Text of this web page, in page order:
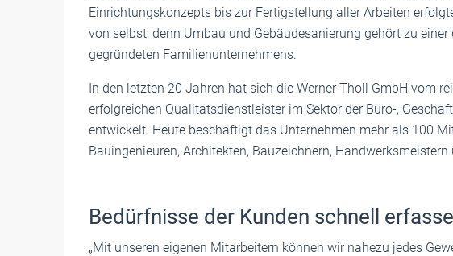
Einrichtungskonzepts bis zur Fertigstellung aller Arbeiten
von selbst, denn Umbau und Gebäudesanierung gehört zu
gegründeten Familienunternehmens.
In den letzten 20 Jahren hat sich die Werner Tholl GmbH vom
erfolgreichen Qualitätsdienstleister im Sektor der Büro-,
entwickelt. Heute beschäftigt das Unternehmen mehr als 100
Bauingenieuren, Architekten, Bauzeichnern,
Bedürfnisse der Kunden schnell
„Mit unseren eigenen Mitarbeitern können wir nahezu jedes